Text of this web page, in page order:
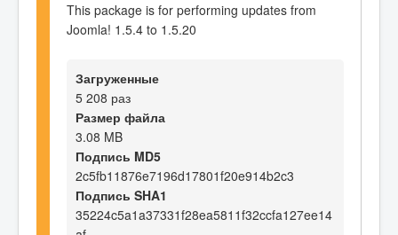
This package is for performing updates from
Joomla! 1.5.4 to 1.5.20
Загруженные
5 208 раз
Размер файла
3.08 MB
Подпись MD5
2c5fb11876e7196d17801f20e914b2c3
Подпись SHA1
35224c5a1a37331f28ea5811f32ccfa127ee14